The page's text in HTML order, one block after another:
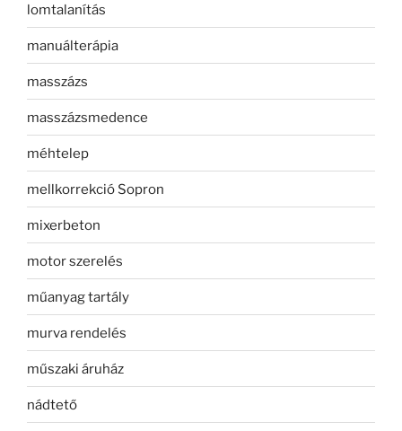
lomtalanítás
manuálterápia
masszázs
masszázsmedence
méhtelep
mellkorrekció Sopron
mixerbeton
motor szerelés
műanyag tartály
murva rendelés
műszaki áruház
nádtető